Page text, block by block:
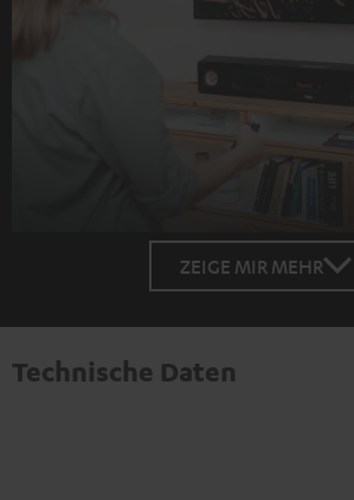
ZEIGE MIR MEHR
Technische Daten